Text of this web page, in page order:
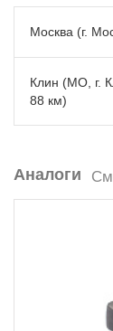
Москва (г.
Клин (МО, г.
88 км)
Аналоги